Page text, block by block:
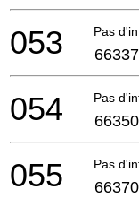
Pas
053
Pas
054
Pas
055